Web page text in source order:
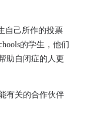
自己所作的投票
的学生，他们
助自闭症的人更
有关的合作伙伴